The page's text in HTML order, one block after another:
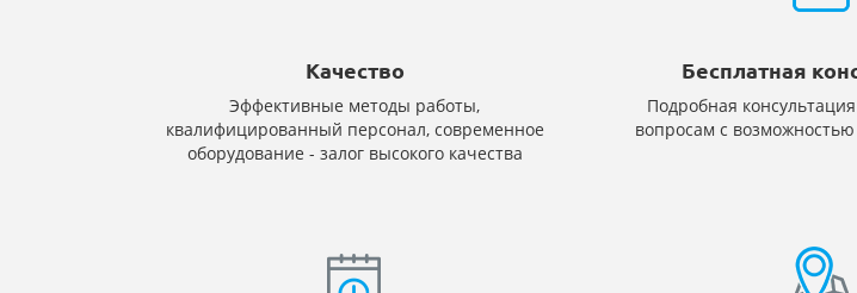
Качество
Эффективные методы работы,
квалифицированный персонал, современное
оборудование - залог высокого качества
Бесплатная
Подробная
вопросам с